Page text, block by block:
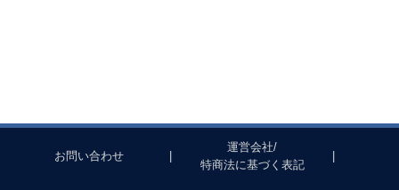
お問い合わせ
運営会社/
特商法に基づく表記